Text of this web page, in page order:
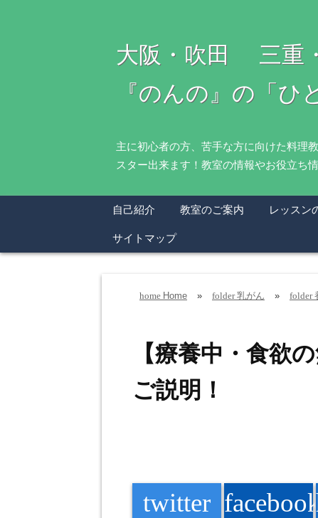
大阪・吹田 三重
『のんの』の「
主に初心者の方、苦手な方に向けた料理
スター出来ます！教室の情報やお役立ち
自己紹介 教室のご案内 レッスン
サイトマップ
home Home » folder乳がん » folder
【療養中・食欲
ご説明！
twitter